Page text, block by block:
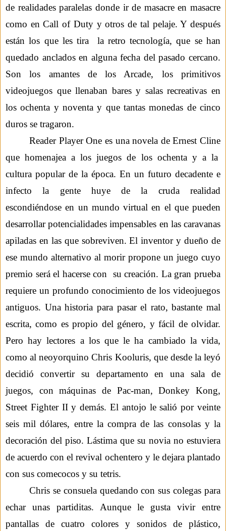
de realidades paralelas donde ir de masacre en masacre
como enCall of Dutyy otros de tal pelaje. Y después
están los que les tira la retro tecnología, que se han
quedado anclados en alguna fecha del pasado cercano.
Son los amantes de los Arcade, los primitivos
videojuegos que llenaban bares y salas recreativas en
los ochenta y noventa y que tantas monedas de cinco
duros se tragaron.
Reader PlayerOne es una novela deErnest Cline
que homenajea a los juegos de los ochenta y a la
cultura popular de la época. En un futuro decadente e
infecto la gente huye de la cruda realidad
escondiéndose en un mundo virtual en el que pueden
desarrollar potencialidades impensables en las caravanas
apiladas en las que sobreviven. El inventor y dueño de
ese mundo alternativo al morir propone un juego cuyo
premio será el hacerse con su creación. La gran prueba
requiere un profundo conocimiento de los videojuegos
antiguos. Una historia para pasar el rato, bastante mal
escrita, como es propio del género, y fácil de olvidar.
Pero hay lectores a los que le ha cambiado la vida,
como al neoyorquino Chris Kooluris, que desde la leyó
decidió convertir su departamento en una sala de
juegos, con máquinas de Pac-man,Donkey Kong,
Street FighterII y demás. El antojo le salió por veinte
seis mil dólares, entre la compra de las consolas y la
decoración del piso. Lástima que su novia no estuviera
de acuerdo con el revival ochentero y le dejara plantado
con sus comecocos y su tetris.
Chris se consuela quedando con sus colegas para
echar unas partiditas. Aunque le gusta vivir entre
pantallas de cuatro colores y sonidos de plástico,